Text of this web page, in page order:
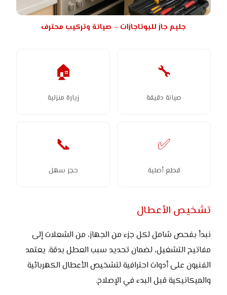
جليم جاز للبوتاجازات – صيانة وتركيب محترف
🔧
صيانة دقيقة
🏠
زيارة منزلية
✅
قطع أصلية
📞
حجز سهل
تشخيص الأعطال
نبدأ بفحص شامل لكل جزء من الجهاز، من الشعلات إلى
مفاتيح التشغيل، لضمان تحديد سبب العطل بدقة. يعتمد
الفنيون على أدوات احترافية لتشخيص الأعطال الكهربائية
والميكانيكية قبل البدء في الإصلاح.